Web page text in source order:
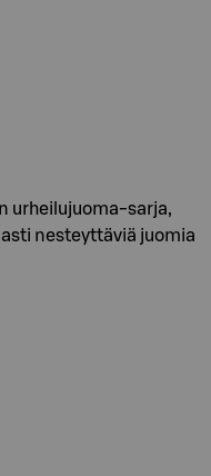
urheilujuoma-sarja,
nesteyttäviä juomia